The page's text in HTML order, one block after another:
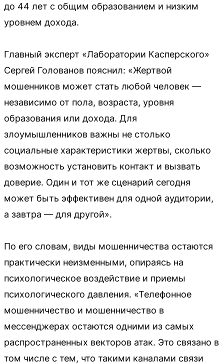
до 44 лет с общим образованием и низким
уровнем дохода.
Главный эксперт «Лаборатории Касперского»
Сергей Голованов пояснил: «Жертвой
мошенников может стать любой человек —
независимо от пола, возраста, уровня
образования или дохода. Для
злоумышленников важны не столько
социальные характеристики жертвы, сколько
возможность установить контакт и вызвать
доверие. Один и тот же сценарий сегодня
может быть эффективен для одной аудитории,
а завтра — для другой».
По его словам, виды мошенничества остаются
практически неизменными, опираясь на
психологическое воздействие и приемы
психологического давления. «Телефонное
мошенничество и мошенничество в
мессенджерах остаются одними из самых
распространенных векторов атак. Это связано в
том числе с тем, что такими каналами связи